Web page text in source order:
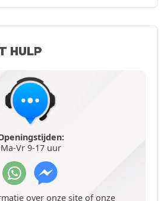
HULP
Ma-Vr 9-17 uur
over onze site of onze